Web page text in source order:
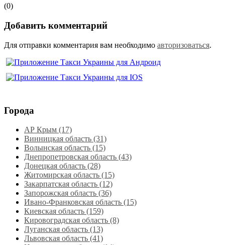
(0)
Добавить комментарий
Для отправки комментария вам необходимо авторизоваться.
Города
АР Крым (17)
Винницкая область (31)
Волынская область (15)
Днепропетровская область‎ (43)
Донецкая область (28)
Житомирская область (15)
Закарпатская область (12)
Запорожская область (36)
Ивано-Франковская область (15)
Киевская область (159)
Кировоградская область (8)
Луганская область‎ (13)
Львовская область‎ (41)